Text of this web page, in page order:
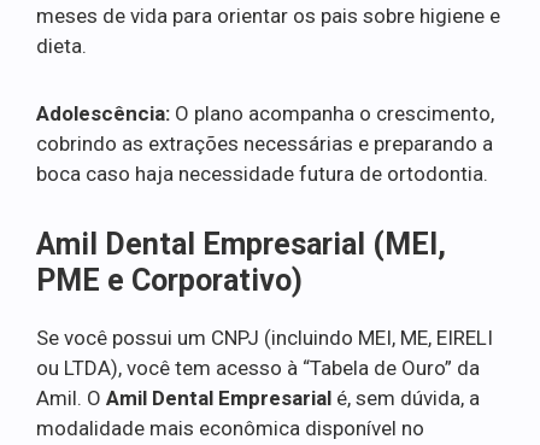
meses de vida para orientar os pais sobre higiene e
dieta.
Adolescência: O plano acompanha o crescimento,
cobrindo as extrações necessárias e preparando a
boca caso haja necessidade futura de ortodontia.
Amil Dental Empresarial (MEI,
PME e Corporativo)
Se você possui um CNPJ (incluindo MEI, ME, EIRELI
ou LTDA), você tem acesso à “Tabela de Ouro” da
Amil. O Amil Dental Empresarial é, sem dúvida, a
modalidade mais econômica disponível no